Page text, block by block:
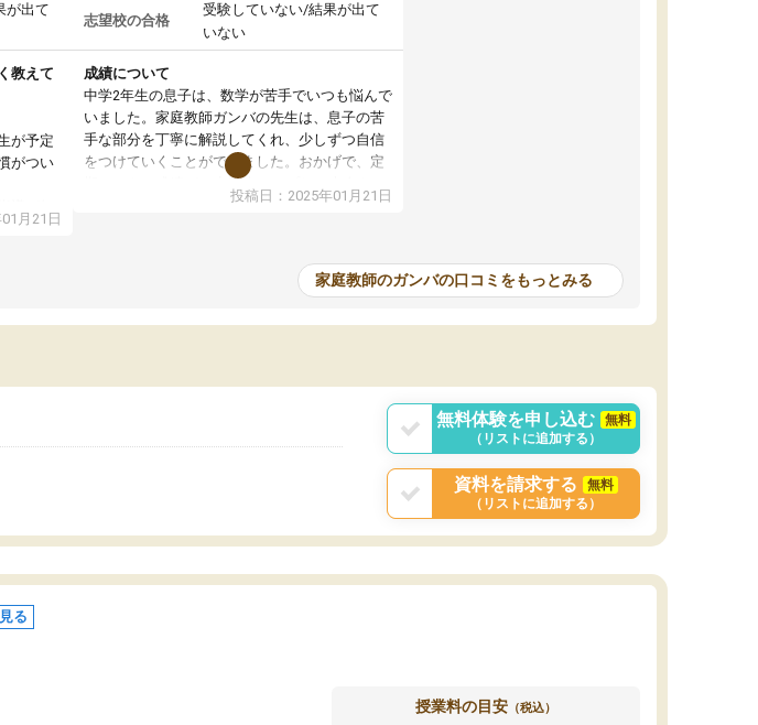
が出て
教えて
が予定
がつい
導が無
でわ
月21日
志望校の合格
受験していない/結果が出て
いない
成績について
中学2年生の息子は、数学が苦手でいつも悩んで
いました。家庭教師ガンバの先生は、息子の苦
手な部分を丁寧に解説してくれ、少しずつ自信
をつけていくことができました。おかげで、定
期テストの成績が10点以上アップし、本人もと
投稿日：2025年01月21日
家庭教師のガンバの口コミをもっとみる
無料体験を申し込む
無料
（リストに追加する）
資料を請求する
無料
（リストに追加する）
る
授業料の目安 （税込）